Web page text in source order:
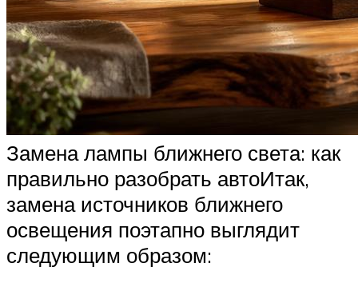
Замена лампы ближнего света: как
правильно разобрать автоИтак,
замена источников ближнего
освещения поэтапно выглядит
следующим образом: